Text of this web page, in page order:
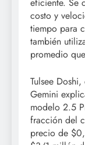
costo y
tiempo para
también
promedio
Tulsee
Gemini
modelo 2.5
fracción del
precio de